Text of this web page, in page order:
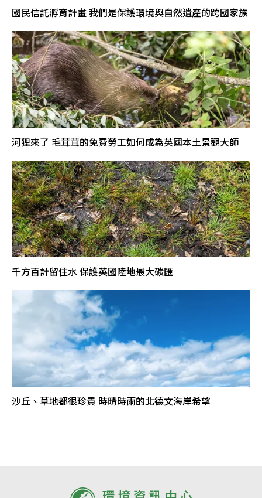
國民信託孵育計畫 我們是保護環境與自然遺產的跨國家族
河狸來了 毛茸茸的免費勞工如何成為英國本土景觀大師
千方百計留住水 保護英國陸地最大碳匯
沙丘、草地都很珍貴 時晴時雨的北德文海岸希望